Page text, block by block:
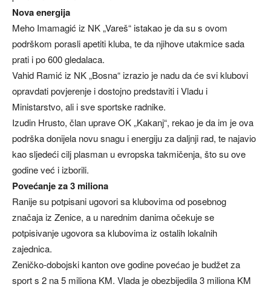
Nova energija
Meho Imamagić iz NK „Vareš“ istakao je da su s ovom
podrškom porasli apetiti kluba, te da njihove utakmice sada
prati i po 600 gledalaca.
Vahid Ramić iz NK „Bosna“ izrazio je nadu da će svi klubovi
opravdati povjerenje i dostojno predstaviti i Vladu i
Ministarstvo, ali i sve sportske radnike.
Izudin Hrusto, član uprave OK „Kakanj“, rekao je da im je ova
podrška donijela novu snagu i energiju za daljnji rad, te najavio
kao sljedeći cilj plasman u evropska takmičenja, što su ove
godine već i izborili.
Povećanje za 3 miliona
Ranije su potpisani ugovori sa klubovima od posebnog
značaja iz Zenice, a u narednim danima očekuje se
potpisivanje ugovora sa klubovima iz ostalih lokalnih
zajednica.
Zeničko-dobojski kanton ove godine povećao je budžet za
sport s 2 na 5 miliona KM. Vlada je obezbijedila 3 miliona KM